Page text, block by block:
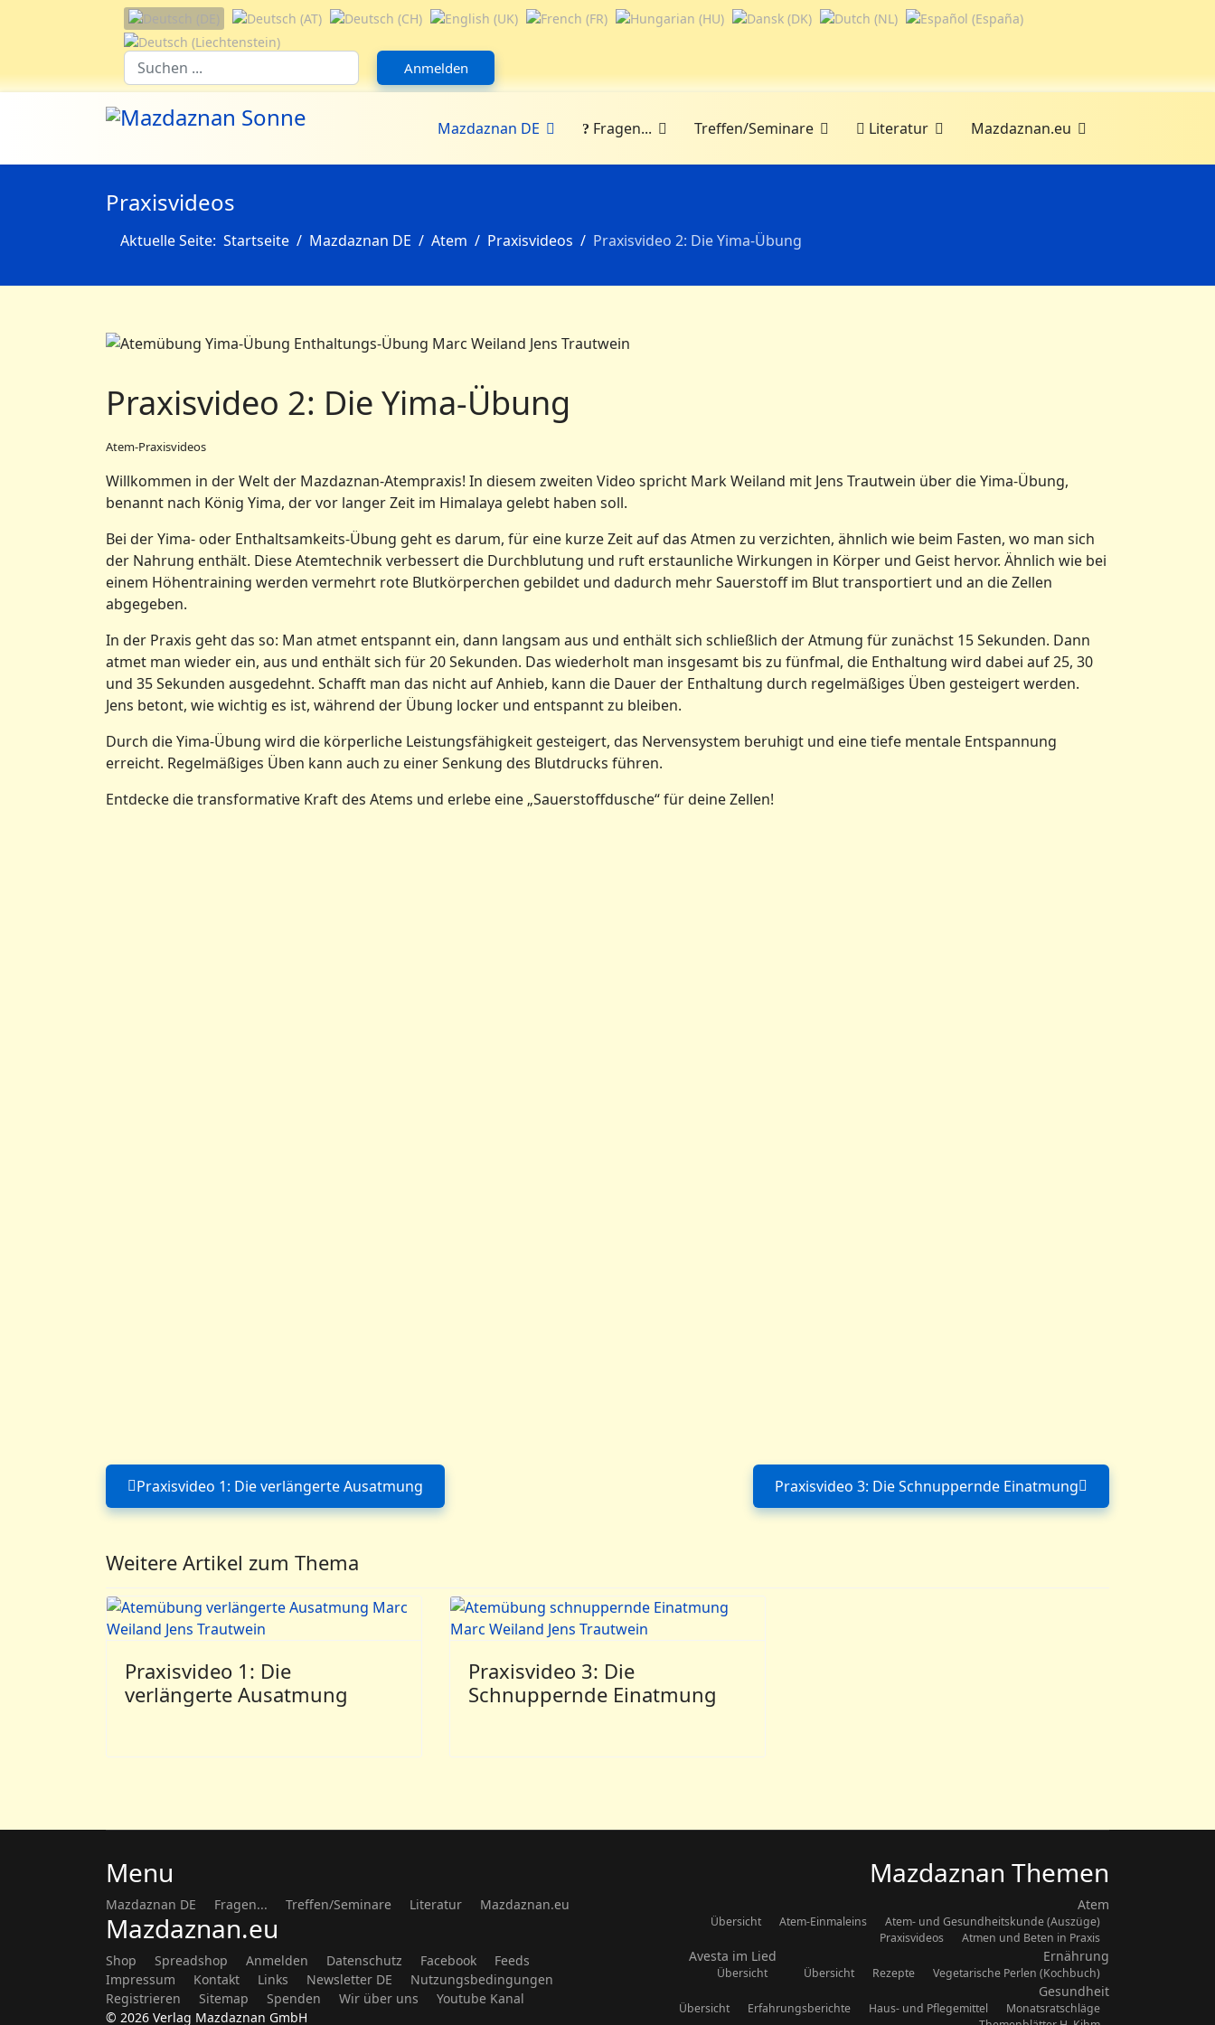
Sprache auswählen
Suchfeld
Anmelden
Mazdaznan DE Fragen... Treffen/Seminare Literatur Mazdaznan.eu
Praxisvideos
Aktuelle Seite: Startseite Mazdaznan DE Atem Praxisvideos Praxisvideo 2: Die Yima-Übung
Praxisvideo 2: Die Yima-Übung
Atem-Praxisvideos
Willkommen in der Welt der Mazdaznan-Atempraxis! In diesem zweiten Video spricht Mark Weiland mit Jens Trautwein über die Yima-Übung,
benannt nach König Yima, der vor langer Zeit im Himalaya gelebt haben soll.
Bei der Yima- oder Enthaltsamkeits-Übung geht es darum, für eine kurze Zeit auf das Atmen zu verzichten, ähnlich wie beim Fasten, wo man sich
der Nahrung enthält. Diese Atemtechnik verbessert die Durchblutung und ruft erstaunliche Wirkungen in Körper und Geist hervor. Ähnlich wie bei
einem Höhentraining werden vermehrt rote Blutkörperchen gebildet und dadurch mehr Sauerstoff im Blut transportiert und an die Zellen
abgegeben.
In der Praxis geht das so: Man atmet entspannt ein, dann langsam aus und enthält sich schließlich der Atmung für zunächst 15 Sekunden. Dann
atmet man wieder ein, aus und enthält sich für 20 Sekunden. Das wiederholt man insgesamt bis zu fünfmal, die Enthaltung wird dabei auf 25, 30
und 35 Sekunden ausgedehnt. Schafft man das nicht auf Anhieb, kann die Dauer der Enthaltung durch regelmäßiges Üben gesteigert werden.
Jens betont, wie wichtig es ist, während der Übung locker und entspannt zu bleiben.
Durch die Yima-Übung wird die körperliche Leistungsfähigkeit gesteigert, das Nervensystem beruhigt und eine tiefe mentale Entspannung
erreicht. Regelmäßiges Üben kann auch zu einer Senkung des Blutdrucks führen.
Entdecke die transformative Kraft des Atems und erlebe eine „Sauerstoffdusche“ für deine Zellen!
Vorheriger Beitrag: Praxisvideo 1: Die verlängerte Ausatmung
Praxisvideo 1: Die verlängerte Ausatmung Nächster Beitrag: Praxisvideo 3: Die
Praxisvideo 3: Die Schnuppernde Einatmung
Weitere Artikel zum Thema
Praxisvideo 1: Die
verlängerte Ausatmung
Praxisvideo 3: Die
Schnuppernde Einatmung
Menu
Mazdaznan DE Fragen... Treffen/Seminare Literatur Mazdaznan.eu
Mazdaznan.eu
Shop Spreadshop Anmelden Datenschutz Facebook
Feeds
Impressum
Kontakt Links Newsletter DE
Nutzungsbedingungen
Registrieren
Sitemap Spenden Wir über uns
Youtube Kanal
© 2026 Verlag Mazdaznan GmbH
Mazdaznan Themen
Atem
Übersicht Atem-Einmaleins
Atem- und Gesundheitskunde (Auszüge)
Praxisvideos
Atmen und Beten in Praxis
Avesta im Lied
Übersicht
Ernährung
Übersicht Rezepte Vegetarische Perlen (Kochbuch)
Gesundheit
Übersicht Erfahrungsberichte Haus- und Pflegemittel
Monatsratschläge